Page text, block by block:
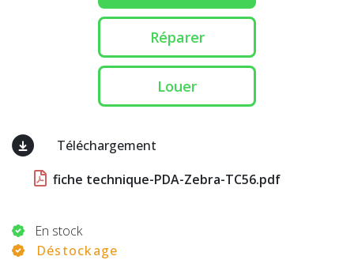
Réparer
Louer
Téléchargement
fiche technique-PDA-Zebra-TC56.pdf
En stock
Déstockage